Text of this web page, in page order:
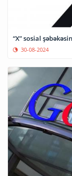
“X” sosial
30-08-2024